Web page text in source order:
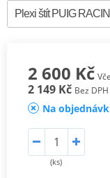
2 600 Kč
2 149 Kč Bez DPH
Na
(ks)